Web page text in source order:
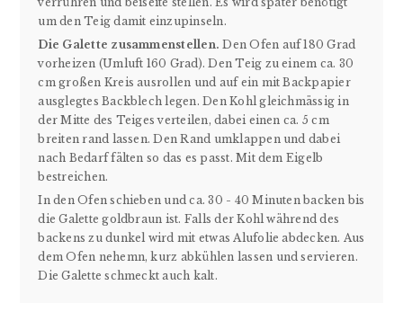
um den Teig damit einzupinseln.
Die Galette zusammenstellen. Den Ofen auf 180 Grad
vorheizen (Umluft 160 Grad). Den Teig zu einem ca. 30
cm großen Kreis ausrollen und auf ein mit Backpapier
ausglegtes Backblech legen. Den Kohl gleichmässig in
der Mitte des Teiges verteilen, dabei einen ca. 5 cm
breiten rand lassen. Den Rand umklappen und dabei
nach Bedarf fälten so das es passt. Mit dem Eigelb
bestreichen.
In den Ofen schieben und ca. 30 - 40 Minuten backen bis
die Galette goldbraun ist. Falls der Kohl während des
backens zu dunkel wird mit etwas Alufolie abdecken. Aus
dem Ofen nehemn, kurz abkühlen lassen und servieren.
Die Galette schmeckt auch kalt.